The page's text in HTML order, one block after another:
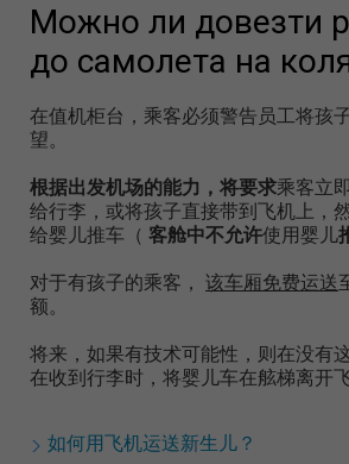
Можно ли довезти
до самолета на
在值机柜台，乘客必须警告员工将孩
望。
根据出发机场的能力，将要求乘客立
给行李，或将孩子直接带到飞机上，
给婴儿推车（ 客舱中不允许使用婴儿
对于有孩子的乘客， 该车厢免费运送
额。
将来，如果有技术可能性，则在没有
在收到行李时，将婴儿车在舷梯离开
如何用飞机运送新生儿？